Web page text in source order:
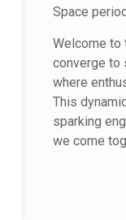
Space
Welcome to
converge to
where
This
sparking
we come